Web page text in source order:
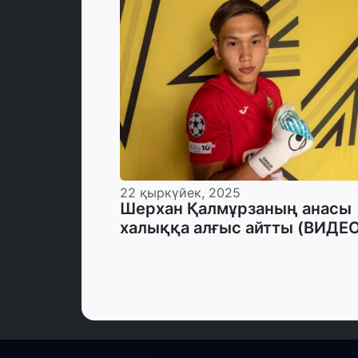
22 қыркүйек, 2025
Шерхан Қалмұрзаның анасы
халыққа алғыс айтты